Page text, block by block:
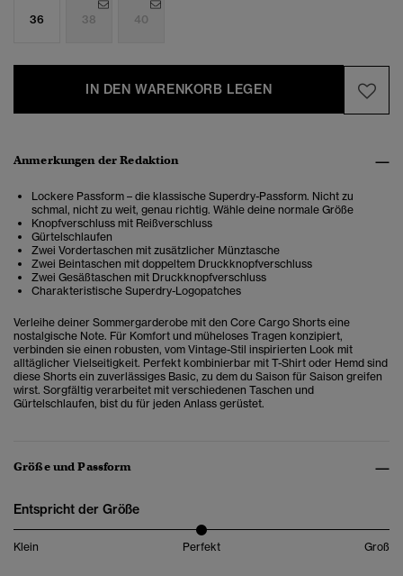
36 38 40
IN DEN WARENKORB LEGEN
Anmerkungen der Redaktion
Lockere Passform – die klassische Superdry-Passform. Nicht zu
schmal, nicht zu weit, genau richtig. Wähle deine normale Größe
Knopfverschluss mit Reißverschluss
Gürtelschlaufen
Zwei Vordertaschen mit zusätzlicher Münztasche
Zwei Beintaschen mit doppeltem Druckknopfverschluss
Zwei Gesäßtaschen mit Druckknopfverschluss
Charakteristische Superdry-Logopatches
Verleihe deiner Sommergarderobe mit den Core Cargo Shorts eine
nostalgische Note. Für Komfort und müheloses Tragen konzipiert,
verbinden sie einen robusten, vom Vintage-Stil inspirierten Look mit
alltäglicher Vielseitigkeit. Perfekt kombinierbar mit T-Shirt oder Hemd sind
diese Shorts ein zuverlässiges Basic, zu dem du Saison für Saison greifen
wirst. Sorgfältig verarbeitet mit verschiedenen Taschen und
Gürtelschlaufen, bist du für jeden Anlass gerüstet.
Größe und Passform
Entspricht der Größe
Klein Perfekt Groß